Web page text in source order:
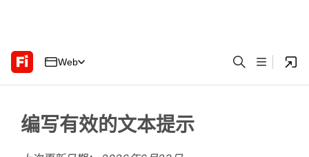
Web
编写有效的文本提示